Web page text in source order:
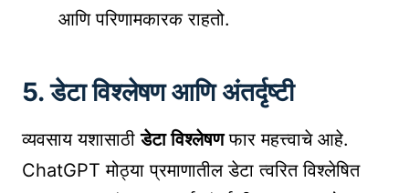
आणि परिणामकारक राहतो.
5. डेटा विश्लेषण आणि अंतर्दृष्टी
व्यवसाय यशासाठीडेटा विश्लेषणफार महत्त्वाचे आहे.
ChatGPT मोठ्या प्रमाणातील डेटा त्वरित विश्लेषित